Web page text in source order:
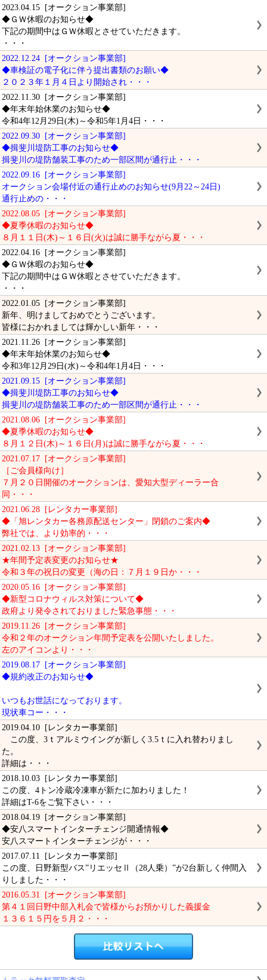
2023.04.15 [オークション事業部]
◆ＧＷ休暇のお知らせ◆
下記の期間中はＧＷ休暇とさせていただきます。
・・・
2022.12.24 [オークション事業部]
◆車検証の電子化に伴う提出書類のお願い◆
２０２３年１月４日より開始され・・・
2022.11.30 [オークション事業部]
◆年末年始休業のお知らせ◆
令和4年12月29日(木)～令和5年1月4日・・・
2022.09.30 [オークション事業部]
◆揖斐川堤防工事のお知らせ◆
揖斐川の堤防舗装工事のため一部区間が通行止・・・
2022.09.16 [オークション事業部]
オークション会場付近の通行止めのお知らせ(9月22～24日)
通行止めの・・・
2022.08.05 [オークション事業部]
◆夏季休暇のお知らせ◆
８月１１日(木)～１６日(火)は誠に勝手ながら夏・・・
2022.04.16 [オークション事業部]
◆ＧＷ休暇のお知らせ◆
下記の期間中はＧＷ休暇とさせていただきます。
・・・
2022.01.05 [オークション事業部]
新年、明けましておめでとうございます。
皆様におかれましては輝かしい新年・・・
2021.11.26 [オークション事業部]
◆年末年始休業のお知らせ◆
令和3年12月29日(水)～令和4年1月4日・・・
2021.09.15 [オークション事業部]
◆揖斐川堤防工事のお知らせ◆
揖斐川の堤防舗装工事のため一部区間が通行止・・・
2021.08.06 [オークション事業部]
◆夏季休暇のお知らせ◆
８月１２日(木)～１６日(月)は誠に勝手ながら夏・・・
2021.07.17 [オークション事業部]
［ご会員様向け］
７月２０日開催のオークションは、愛知大型ディーラー合
同・・・
2021.06.28 [レンタカー事業部]
◆「旭レンタカー各務原配送センター」閉鎖のご案内◆
弊社では、より効率的・・・
2021.02.13 [オークション事業部]
★年間予定表変更のお知らせ★
令和３年の祝日の変更（海の日：７月１９日か・・・
2020.05.16 [オークション事業部]
◆新型コロナウィルス対策について◆
政府より発令されておりました緊急事態・・・
2019.11.26 [オークション事業部]
令和２年のオークション年間予定表を公開いたしました。
左のアイコンより・・・
2019.08.17 [オークション事業部]
◆規約改正のお知らせ◆
いつもお世話になっております。
現状車コー・・・
2019.04.10 [レンタカー事業部]
この度、3ｔアルミウイングが新しく3.5ｔに入れ替わりまし
た。
詳細は・・・
2018.10.03 [レンタカー事業部]
この度、4トン冷蔵冷凍車が新たに加わりました！
詳細はT-6をご覧下さい・・・
2018.04.19 [オークション事業部]
◆安八スマートインターチェンジ開通情報◆
安八スマートインターチェンジが・・・
2017.07.11 [レンタカー事業部]
この度、日野新型バス”リエッセⅡ（28人乗）”が2台新しく仲間入
りしました・・・
2016.05.31 [オークション事業部]
第４１回日野中部入札会で皆様からお預かりした義援金
１３６１５円を５月２・・・